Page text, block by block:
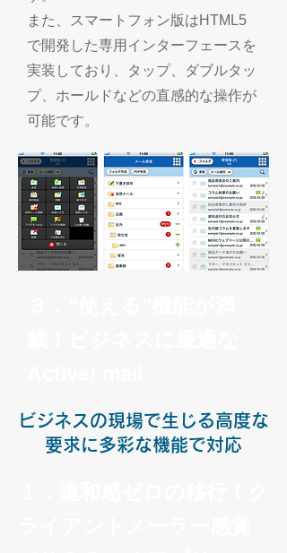
また、スマートフォン版はHTML5
で開発した専用インターフェースを
実装しており、タップ、ダブルタッ
プ、ホールドなどの直感的な操作が
可能です。
ビジネスの現場で生じる高度な
要求に多彩な機能で対応